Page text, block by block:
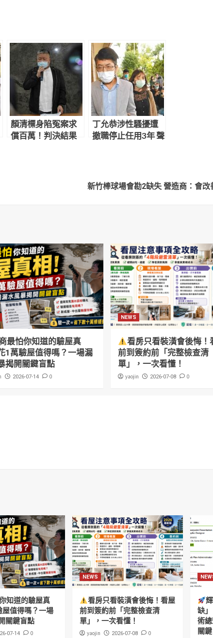
顏清標身陷冤案求
償百萬！判決結果
丁允恭涉性騷擾遭
撤職停止任用3年 聲
新竹棒球場會勘2缺失 營造商：會改
最怕你知道的驗屋真
1萬驗屋值得嗎？一場漏
揭開關鍵盲點
2026-07-14 0
NEWS
看房只看裝潢會後悔！
前到簽約前「完整檢查清
單」，一次看懂！
yaojin 2026-07-08 0
知道的驗屋真
值得嗎？一場
關鍵盲點
07-14 0
NEWS
看房只看裝潢會後悔！看屋
前到簽約前「完整檢查清
單」，一次看懂！
yaojin 2026-07-08 0
缺
術
關